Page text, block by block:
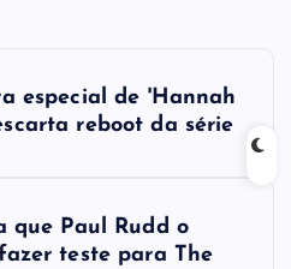
especial de ​'Hannah
reboot da série
que Paul Rudd o
teste para The